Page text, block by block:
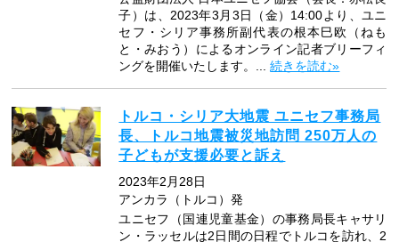
子）は、2023年3月3日（金）14:00より、ユニ
セフ・シリア事務所副代表の根本巳欧（ねも
と・みおう）によるオンライン記者ブリーフィ
ングを開催いたします。...続きを読む»
トルコ・シリア大地震 ユニセフ事務局
長、トルコ地震被災地訪問 250万人の
子どもが支援必要と訴え
2023年2月28日
アンカラ（トルコ）発
ユニセフ（国連児童基金）の事務局長キャサリ
ン・ラッセルは2日間の日程でトルコを訪れ、2